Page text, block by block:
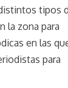
tipos
la zona para
en las
para